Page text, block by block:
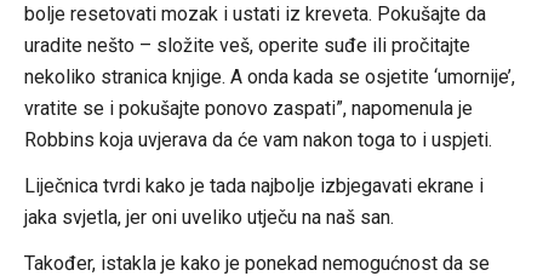
bolje resetovati mozak i ustati iz kreveta. Pokušajte da
uradite nešto – složite veš, operite suđe ili pročitajte
nekoliko stranica knjige. A onda kada se osjetite ‘umornije’,
vratite se i pokušajte ponovo zaspati”, napomenula je
Robbins koja uvjerava da će vam nakon toga to i uspjeti.
Liječnica tvrdi kako je tada najbolje izbjegavati ekrane i
jaka svjetla, jer oni uveliko utječu na naš san.
Također, istakla je kako je ponekad nemogućnost da se